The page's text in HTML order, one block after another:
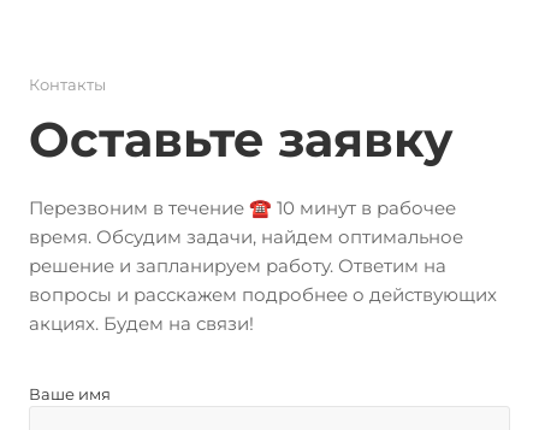
Контакты
Оставьте заявку
Перезвоним в течение ☎️ 10 минут в рабочее
время. Обсудим задачи, найдем оптимальное
решение и запланируем работу. Ответим на
вопросы и расскажем подробнее о действующих
акциях. Будем на связи!
Ваше имя